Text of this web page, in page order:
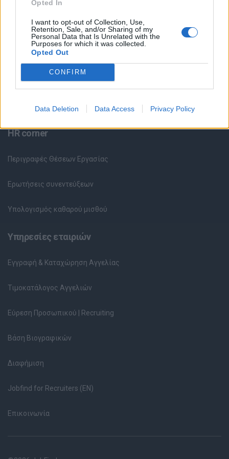
Opted In
I want to opt-out of Collection, Use,
Retention, Sale, and/or Sharing of my
Personal Data that Is Unrelated with the
Purposes for which it was collected.
Opted Out
CONFIRM
Data Deletion Data Access Privacy Policy
Θέσεις Εργασίας ανά Εταιρεία
Κέντρο Βοήθειας
Υπηρεσίες υποψηφίων
Καταχώρηση Online Βιογραφικού
Συμβουλές Καριέρας
HR corner
Περιγραφές Θέσεων Εργασίας
Ερωτήσεις συνεντεύξεων
Υπολογισμός καθαρού μισθού
Υπηρεσίες εταιριών
Εγγραφή & Καταχώρηση Αγγελίας
Τιμοκατάλογος Αγγελιών
Εύρεση Προσωπικού | Recruiting
Βάση Βιογραφικών
Διαφήμιση
Jobfind for Recruiters (EN)
Επικοινωνία